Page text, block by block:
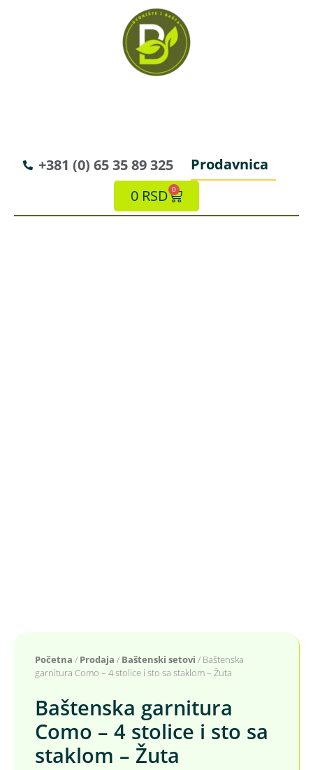
+381 (0) 65 35 89 325
Prodavnica
0 RSD 0
Početna / Prodaja / Baštenski setovi / Baštenska
garnitura Como – 4 stolice i sto sa staklom – Žuta
Baštenska garnitura
Como – 4 stolice i sto sa
staklom – Žuta